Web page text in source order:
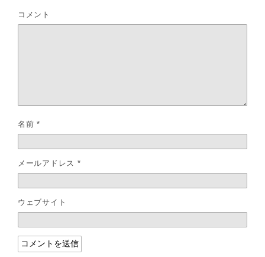
コメント
名前*
メールアドレス *
ウェブサイト